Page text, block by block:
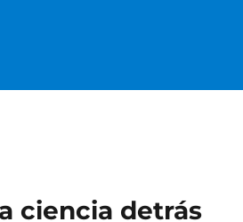
ciencia detrás